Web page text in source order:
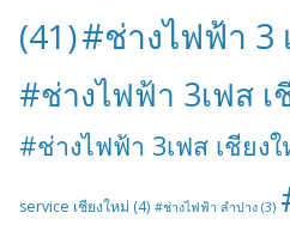
(41)#ช่างไฟฟ้า 3
#ช่างไฟฟ้า 3เฟส เ
#ช่างไฟฟ้า 3เฟส เชียง
service เชียงใหม่ (4) #ช่างไฟฟ้า ลำปาง (3)